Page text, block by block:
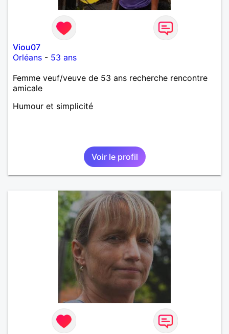
Viou07
Orléans - 53 ans
Femme veuf/veuve de 53 ans recherche rencontre
amicale
Humour et simplicité
Voir le profil